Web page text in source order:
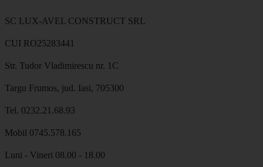
SC LUX-AVEL CONSTRUCT SRL
CUI RO25283441
Str. Tudor Vladimirescu nr. 1C
Targu Frumos, jud. Iasi, 705300
Tel. 0232.21.68.93
Mobil 0745.578.165
Luni - Vineri 08.00 - 18.00